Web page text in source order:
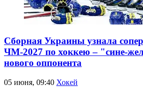
Сборная Украины узнала
ЧМ-2027 по хоккею – "сине-
нового оппонента
05 июня, 09:40 Хокей